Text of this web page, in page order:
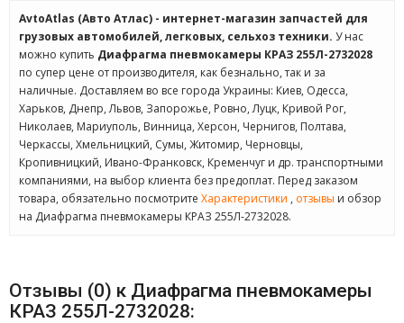
AvtoAtlas (Авто Атлас) - интернет-магазин запчастей для
грузовых автомобилей, легковых, сельхоз техники. У нас
можно купить Диафрагма пневмокамеры КРАЗ 255Л-2732028
по супер цене от производителя, как безнально, так и за
наличные. Доставляем во все города Украины: Киев, Одесса,
Харьков, Днепр, Львов, Запорожье, Ровно, Луцк, Кривой Рог,
Николаев, Мариуполь, Винница, Херсон, Чернигов, Полтава,
Черкассы, Хмельницкий, Сумы, Житомир, Черновцы,
Кропивницкий, Ивано-Франковск, Кременчуг и др. транспортными
компаниями, на выбор клиента без предоплат. Перед заказом
товара, обязательно посмотрите Характеристики , отзывы и обзор
на Диафрагма пневмокамеры КРАЗ 255Л-2732028.
Отзывы (0) к Диафрагма пневмокамеры
КРАЗ 255Л-2732028: